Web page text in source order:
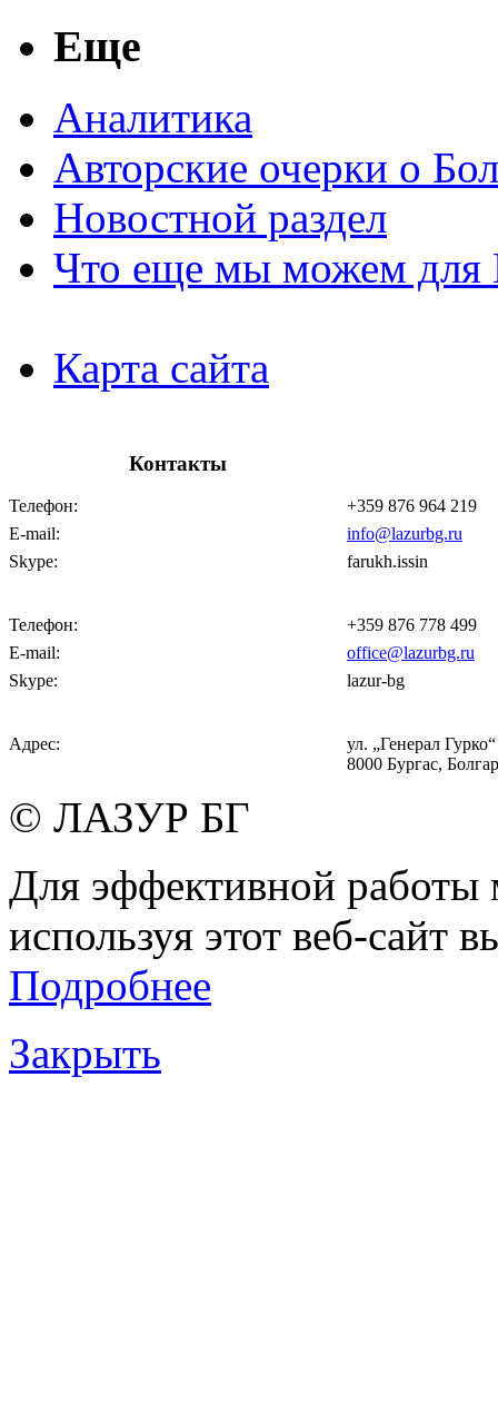
Еще
Аналитика
Авторские очерки о
Новостной раздел
Что еще мы можем для
Карта сайта
Контакты
Телефон:
+359 876 964 219
E-mail:
info@lazurbg.ru
Skype:
farukh.issin
Телефон:
+359 876 778 499
E-mail:
office@lazurbg.ru
Skype:
lazur-bg
Адрес:
ул. „Генерал
8000 Бургас,
© ЛАЗУР БГ
Для эффективной работы
используя этот веб-сайт
Подробнее
Закрыть